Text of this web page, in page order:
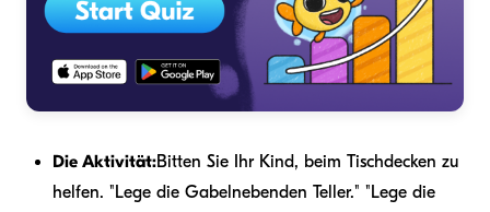
Die Aktivität:Bitten Sie Ihr Kind, beim Tischdecken zu
helfen. "Lege die Gabel nebenden Teller." "Lege die